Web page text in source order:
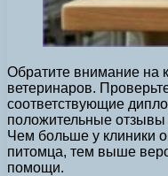
Обратите внимание на
ветеринаров.
соответствующие
положительные отзывы
Чем больше у клиники
питомца, тем выше
помощи.